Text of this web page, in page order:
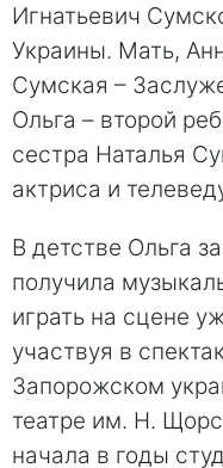
Игнатьевич
Украины. Мать,
Сумская –
Ольга – второй
сестра Наталья
актриса и
В детстве Ольга
получила
играть на сцене
участвуя в
Запорожском
театре им. Н.
начала в годы